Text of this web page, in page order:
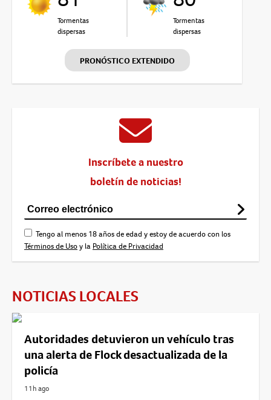
Tormentas
dispersas
Tormentas
dispersas
PRONÓSTICO EXTENDIDO
Inscríbete a nuestro
boletín de noticias!
Tengo al menos 18 años de edad y estoy de acuerdo con los
Términos de Usoy la Política de Privacidad
NOTICIAS LOCALES
Autoridades detuvieron un vehículo tras
una alerta de Flock desactualizada de la
policía
11h ago